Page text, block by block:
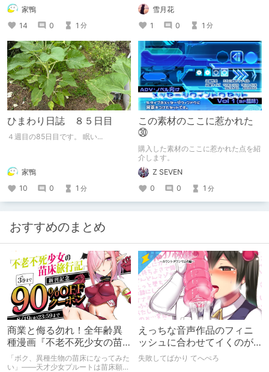
家鴨
14
0 1 分
雪月花
1
0 1 分
ひまわり日誌 ８５日目
４週目の85日目です。 眠い...
家鴨
10
0 1 分
この素材のここに惹かれた
㉚
購入した素材のここに惹かれた点を紹
介します。
Z SEVEN
0
0 1 分
おすすめのまとめ
商業と侮る勿れ！全年齢異
種漫画『不老不死少女の苗
床旅行記』新刊記念1～3巻
90%オフクーポン配布中✨
「ボク、異種生物の苗床になってみた
い」――天才少女プルートは苗床願望
えっちな音声作品のフィニ
ッシュに合わせてイくのが
下手すぎる【失敗した話】
失敗してばかり てへぺろ